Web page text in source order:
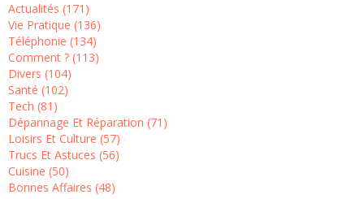
Actualités (171)
Vie Pratique (136)
Téléphonie (134)
Comment ? (113)
Divers (104)
Santé (102)
Tech (81)
Dépannage Et Réparation (71)
Loisirs Et Culture (57)
Trucs Et Astuces (56)
Cuisine (50)
Bonnes Affaires (48)